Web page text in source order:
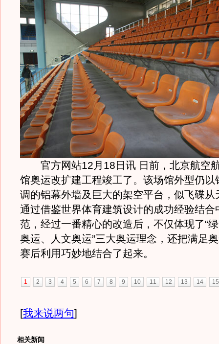
官方网站12月18日讯 日前，北京航空
馆奥运改扩建工程竣工了。该场馆外型仍以
调的铝幕外墙及巨大的架空平台，似飞碟从
通过借鉴世界体育建筑设计的成功经验结合
范，经过一番精心的改造后，不仅体现了“
奥运、人文奥运”三大奥运理念，还把满足
赛后利用巧妙地结合了起来。
1 2 3 4 5 6 7 8 9 10 11 12 13 14 15
[我来说两句]
相关新闻